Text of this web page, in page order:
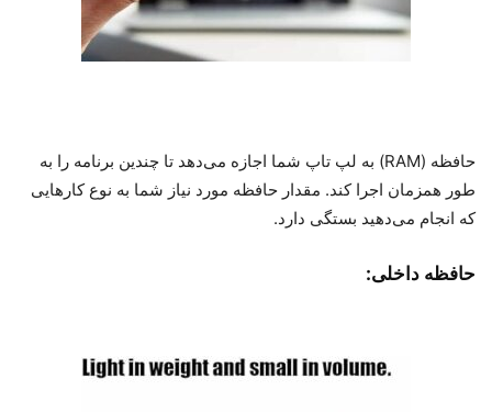
حافظه (RAM) به لپ تاپ شما اجازه می‌دهد تا چندین برنامه را به
طور همزمان اجرا کند. مقدار حافظه مورد نیاز شما به نوع کارهایی
که انجام می‌دهید بستگی دارد.
حافظه داخلی: